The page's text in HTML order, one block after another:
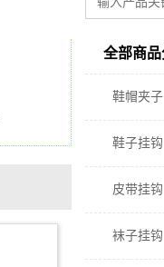
全部商
鞋帽夹子
鞋子挂钩
皮带挂钩
袜子挂钩